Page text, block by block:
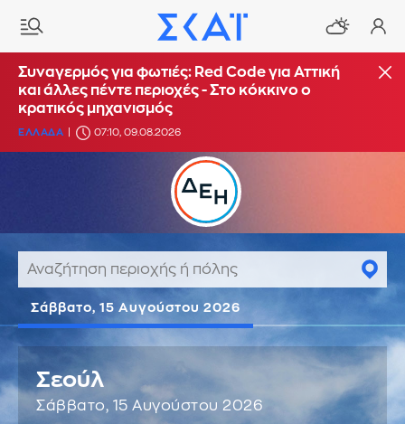
Συναγερμός για φωτιές: Red Code για Αττική
και άλλες πέντε περιοχές - Στο κόκκινο ο
κρατικός μηχανισμός
ΕΛΛΑΔΑ 07:10, 09.08.2026
Σάββατο, 15 Αυγούστου 2026
Σεούλ
Σάββατο, 15 Αυγούστου 2026